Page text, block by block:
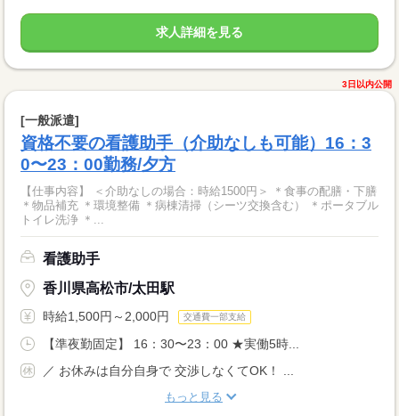
求人詳細を見る
3日以内公開
[一般派遣]
資格不要の看護助手（介助なしも可能）16：3
0〜23：00勤務/夕方
【仕事内容】 ＜介助なしの場合：時給1500円＞ ＊食事の配膳・下膳
＊物品補充 ＊環境整備 ＊病棟清掃（シーツ交換含む） ＊ポータブル
トイレ洗浄 ＊...
看護助手
香川県高松市/太田駅
時給1,500円～2,000円 交通費一部支給
【準夜勤固定】 16：30〜23：00 ★実働5時...
／ お休みは自分自身で 交渉しなくてOK！ ...
もっと見る